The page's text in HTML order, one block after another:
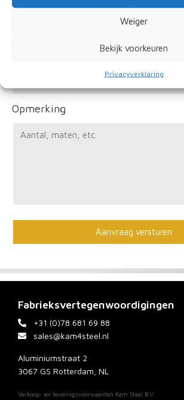
Weiger
Bekijk voorkeuren
Privacyverklaring
Opmerking
Fabrieksvertegenwoordigingen
+31 (0)78 681 69 88
sales@kam4steel.nl
Aluminiumstraat 2
3067 GS Rotterdam, NL
Verkoop- en leveringsvoorwaarden Kam Staal B.V.